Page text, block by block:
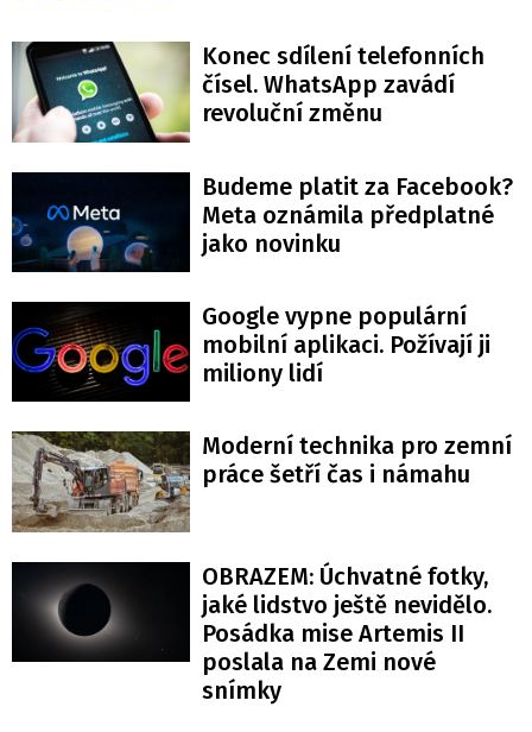
Konec sdílení telefonních
čísel. WhatsApp zavádí
revoluční změnu
Budeme platit za Facebook?
Meta oznámila předplatné
jako novinku
Google vypne populární
mobilní aplikaci. Požívají ji
miliony lidí
Moderní technika pro zemní
práce šetří čas i námahu
OBRAZEM: Úchvatné fotky,
jaké lidstvo ještě nevidělo.
Posádka mise Artemis II
poslala na Zemi nové
snímky